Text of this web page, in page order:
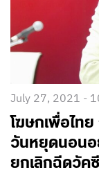
July 27, 2021 -
โฆษกเพื่อไท
วันหยุดนอนอ
ยกเลิกฉีดวัค